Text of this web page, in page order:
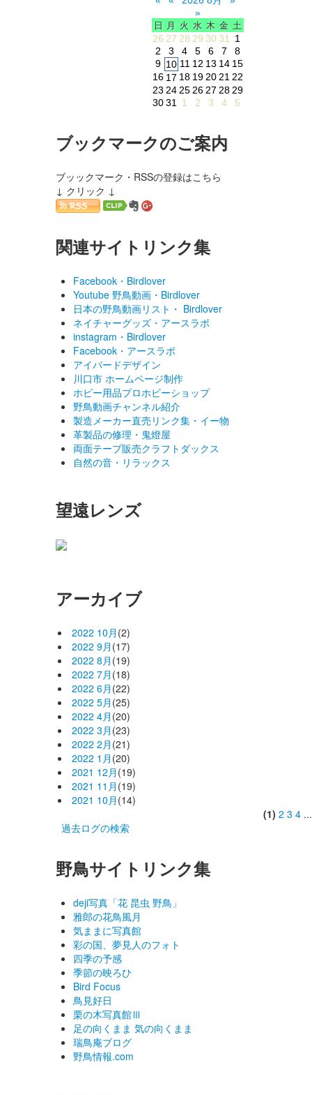
»
日 月 火 水 木 金 土
26 27 28 29 30 31
1
2
3 4 5 6 7
8
9 10 11 12 13 14 15
16 17 18 19 20 21 22
23 24 25 26 27 28 29
3031 1 2 3 4 5
ブックマークのご案内
ブッックマーク・RSSの登録はこちら
↓ クリック ↓
関連サイトリンク集
Facebook・Birdlover
Youtube 野鳥動画・Birdlover
日本の野鳥動画リスト・ Birdlover
ネイチャーグッズ・アースラボ
instagram・Birdlover
Facebook・アースラボ
アイバードデザイン
川口市 ホームページ制作
ホビー用品プロホビーショップ
野鳥動画チャンネル紹介
製造メーカー直売リンク集・イー物
革製品の修理・鬼燈屋
両面テープ販売クラフトダックス
自然の音・リラックス
望遠レンズ
アーカイブ
2022 10月 (2)
2022 9月 (17)
2022 8月 (19)
2022 7月 (18)
2022 6月 (22)
2022 5月 (25)
2022 4月 (20)
2022 3月 (23)
2022 2月 (21)
2022 1月 (20)
2021 12月 (19)
2021 11月 (19)
2021 10月 (14)
(1) 2 3 4
過去ログの検索
野鳥サイトリンク集
deji写真「花 昆虫 野鳥」
雅郎の花鳥風月
気ままに写真館
彩の国、夢見人のフォト
四季の予感
季節の映ろひ
Bird Focus
鳥見好日
栗の木写真館Ⅲ
足の向くまま 気の向くまま
瑞鳥庵ブログ
野鳥情報.com